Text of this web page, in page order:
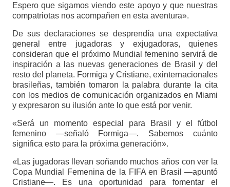
Espero que sigamos viendo este apoyo y que nuestras
compatriotas nos acompañen en esta aventura».
De sus declaraciones se desprendía una expectativa
general entre jugadoras y exjugadoras, quienes
consideran que el próximo Mundial femenino servirá de
inspiración a las nuevas generaciones de Brasil y del
resto del planeta. Formiga y Cristiane, exinternacionales
brasileñas, también tomaron la palabra durante la cita
con los medios de comunicación organizados en Miami
y expresaron su ilusión ante lo que está por venir.
«Será un momento especial para Brasil y el fútbol
femenino —señaló Formiga—. Sabemos cuánto
significa esto para la próxima generación».
«Las jugadoras llevan soñando muchos años con ver la
Copa Mundial Femenina de la FIFA en Brasil —apuntó
Cristiane—. Es una oportunidad para fomentar el